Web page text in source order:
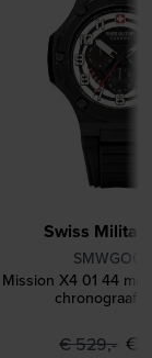
Swiss
Mission X4 01 44
chronograaf
€ 529,- €